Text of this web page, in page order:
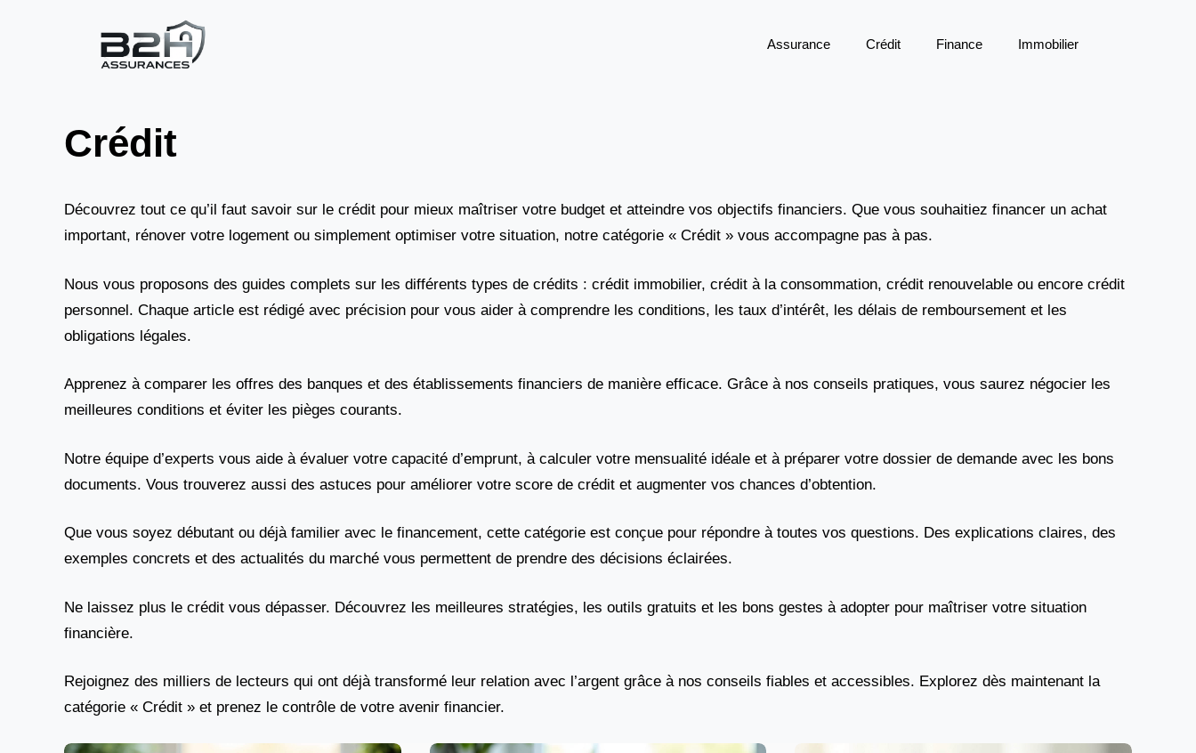
Assurance Crédit Finance Immobilier
Crédit
Découvrez tout ce qu’il faut savoir sur le crédit pour mieux maîtriser votre budget et atteindre vos objectifs financiers. Que vous souhaitiez financer un achat
important, rénover votre logement ou simplement optimiser votre situation, notre catégorie « Crédit » vous accompagne pas à pas.
Nous vous proposons des guides complets sur les différents types de crédits : crédit immobilier, crédit à la consommation, crédit renouvelable ou encore crédit
personnel. Chaque article est rédigé avec précision pour vous aider à comprendre les conditions, les taux d’intérêt, les délais de remboursement et les
obligations légales.
Apprenez à comparer les offres des banques et des établissements financiers de manière efficace. Grâce à nos conseils pratiques, vous saurez négocier les
meilleures conditions et éviter les pièges courants.
Notre équipe d’experts vous aide à évaluer votre capacité d’emprunt, à calculer votre mensualité idéale et à préparer votre dossier de demande avec les bons
documents. Vous trouverez aussi des astuces pour améliorer votre score de crédit et augmenter vos chances d’obtention.
Que vous soyez débutant ou déjà familier avec le financement, cette catégorie est conçue pour répondre à toutes vos questions. Des explications claires, des
exemples concrets et des actualités du marché vous permettent de prendre des décisions éclairées.
Ne laissez plus le crédit vous dépasser. Découvrez les meilleures stratégies, les outils gratuits et les bons gestes à adopter pour maîtriser votre situation
financière.
Rejoignez des milliers de lecteurs qui ont déjà transformé leur relation avec l’argent grâce à nos conseils fiables et accessibles. Explorez dès maintenant la
catégorie « Crédit » et prenez le contrôle de votre avenir financier.